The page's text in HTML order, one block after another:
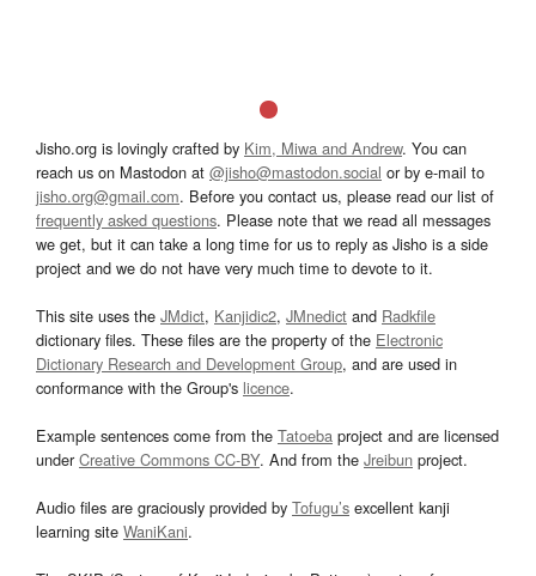
Jisho.org is lovingly crafted by Kim, Miwa and Andrew. You can
reach us on Mastodon at @jisho@mastodon.social or by e-mail to
jisho.org@gmail.com. Before you contact us, please read our list of
frequently asked questions. Please note that we read all messages
we get, but it can take a long time for us to reply as Jisho is a side
project and we do not have very much time to devote to it.
This site uses the JMdict, Kanjidic2, JMnedict and Radkfile
dictionary files. These files are the property of the Electronic
Dictionary Research and Development Group, and are used in
conformance with the Group's licence.
Example sentences come from the Tatoeba project and are licensed
underCreative Commons CC-BY. And from the Jreibun project.
Audio files are graciously provided by Tofugu’s excellent kanji
learning site WaniKani.